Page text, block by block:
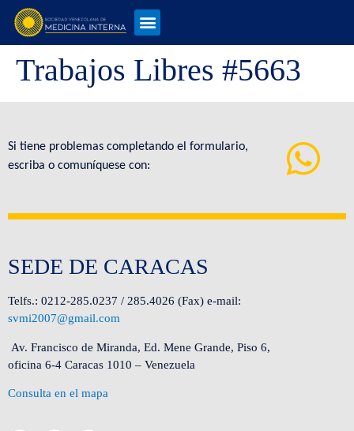
Trabajos Libres #5663
Si tiene problemas completando el formulario,
escriba o comuníquese con:
SEDE DE CARACAS
Telfs.: 0212-285.0237 / 285.4026 (Fax) e-mail:
svmi2007@gmail.com
Av. Francisco de Miranda, Ed. Mene Grande, Piso 6,
oficina 6-4 Caracas 1010 – Venezuela
Consulta en el mapa